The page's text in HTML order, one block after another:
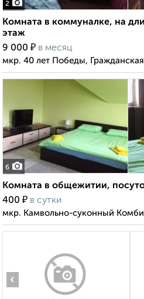
2
Комната в коммуналке, на
этаж
9 000 ₽ в месяц
мкр. 40 лет Победы, Гражданская
6
Комната в общежитии,
400 ₽ в сутки
мкр. Камвольно-суконный
‹